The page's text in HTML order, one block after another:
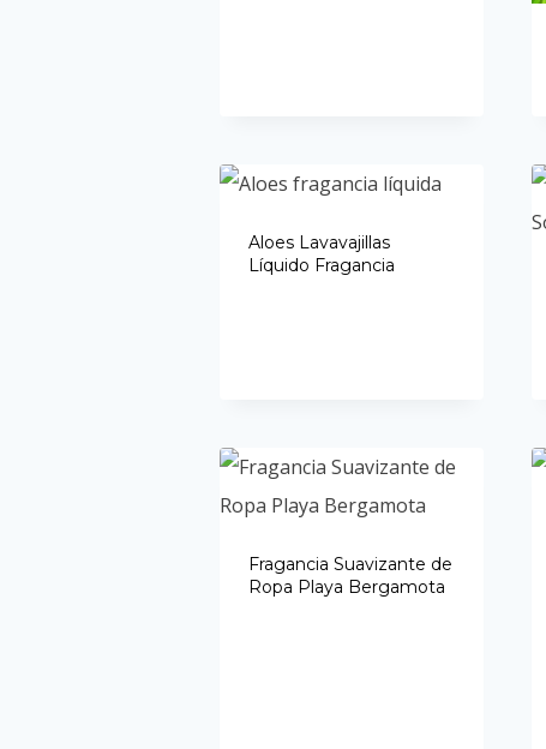
Aloes Lavavajillas
Líquido Fragancia
Fragancia Suavizante de
Ropa Playa Bergamota